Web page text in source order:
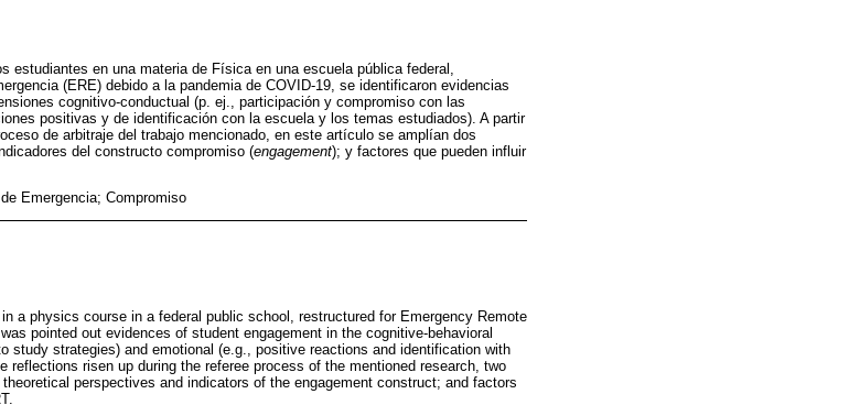
estudiantes en una materia de Física en una escuela pública federal,
(ERE) debido a la pandemia de COVID-19, se identificaron evidencias
cognitivo-conductual (p. ej., participación y compromiso con las
positivas y de identificación con la escuela y los temas estudiados). A partir
de arbitraje del trabajo mencionado, en este artículo se amplían dos
del constructo compromiso (engagement); y factores que pueden influir
Emergencia; Compromiso
a physics course in a federal public school, restructured for Emergency Remote
pointed out evidences of student engagement in the cognitive-behavioral
study strategies) and emotional (e.g., positive reactions and identification with
reflections risen up during the referee process of the mentioned research, two
perspectives and indicators of the engagement construct; and factors